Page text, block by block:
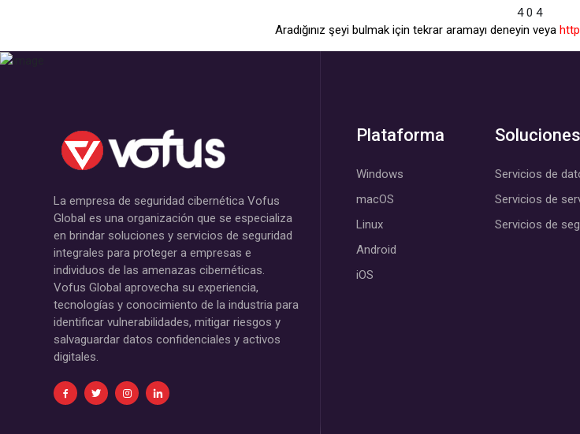
4 0 4
Aradığınız şeyi bulmak için tekrar aramayı deneyin veya
La empresa de seguridad cibernética Vofus
Global es una organización que se especializa
en brindar soluciones y servicios de seguridad
integrales para proteger a empresas e
individuos de las amenazas cibernéticas.
Vofus Global aprovecha su experiencia,
tecnologías y conocimiento de la industria para
identificar vulnerabilidades, mitigar riesgos y
salvaguardar datos confidenciales y activos
digitales.
Plataforma
Windows
macOS
Linux
Android
iOS
Soluciones
Servicios de
Servicios de
Servicios de